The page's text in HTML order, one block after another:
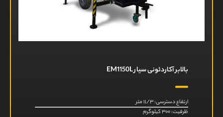
بالابر آکاردئونی سیار EM1150L
ارتفاع دسترسی: ۱۱/۳ متر
ظرفیت: ۳۰۰ کیلوگرم